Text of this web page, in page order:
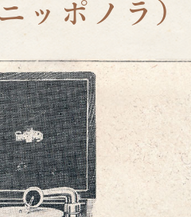
ッポノラ）